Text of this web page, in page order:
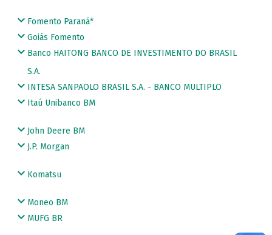
Fomento Paraná*
Goiás Fomento
Banco HAITONG BANCO DE INVESTIMENTO DO BRASIL
S.A.
INTESA SANPAOLO BRASIL S.A. - BANCO MULTIPLO
Itaú Unibanco BM
John Deere BM
J.P. Morgan
Komatsu
Moneo BM
MUFG BR